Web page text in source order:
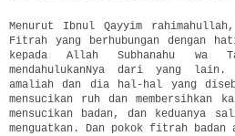
Menurut Ibnul Qayyim
Fitrah yang berhubungan dengan
kepada Allah Subhanahu wa
mendahulukanNya dari yang
amaliah dan dia hal-hal yang
mensucikan ruh dan membersihkan
mensucikan badan, dan keduanya
menguatkan. Dan pokok fitrah